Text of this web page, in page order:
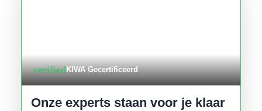
verifiedKIWA Gecertificeerd
Onze experts staan voor je klaar